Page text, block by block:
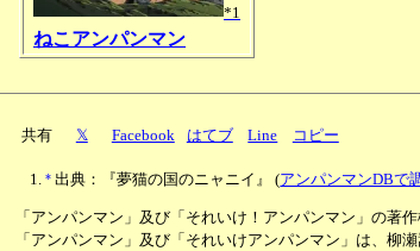
*1
ねこアンパンマン
共有 𝕏 Facebook はてブ Line コピー
* 出典：『夢猫の国のニャニイ』(アンパンマンDBで
「アンパンマン」及び「それいけ！アンパンマン」の著
「アンパンマン」及び「それいけアンパンマン」は、柳